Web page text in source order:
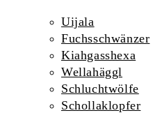
Uijala
Fuchsschwänzer
Kiahgasshexa
Wellahäggl
Schluchtwölfe
Schollaklopfer